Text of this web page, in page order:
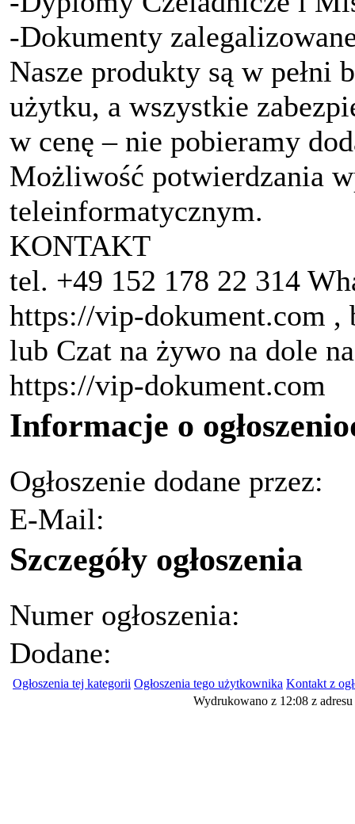
-Dokumenty
Nasze produkty są w pełni
użytku, a wszystkie
w cenę – nie pobieramy
Możliwość potwierdzania
teleinformatycznym.
KONTAKT
tel. +49 152 178 22 314
https://vip-dokument.com
lub Czat na żywo na dole
https://vip-dokument.com
Informacje o
Ogłoszenie dodane przez:
E-Mail:
Szczegóły ogłoszenia
Numer ogłoszenia:
Dodane:
Ogłoszenia tej kategorii Ogłoszenia tego użytkownika Kontakt z
Wydrukowano z 12:08 z